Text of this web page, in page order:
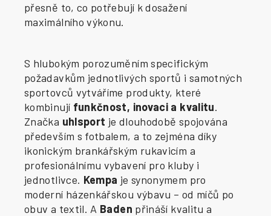
přesně to, co potřebují k dosažení
maximálního výkonu.
S hlubokým porozuměním specifickým
požadavkům jednotlivých sportů i samotných
sportovců vytváříme produkty, které
kombinují funkčnost, inovaci a kvalitu.
Značka uhlsport je dlouhodobě spojována
především s fotbalem, a to zejména díky
ikonickým brankářským rukavicím a
profesionálnímu vybavení pro kluby i
jednotlivce. Kempa je synonymem pro
moderní házenkářskou výbavu – od míčů po
obuv a textil. A Baden přináší kvalitu a